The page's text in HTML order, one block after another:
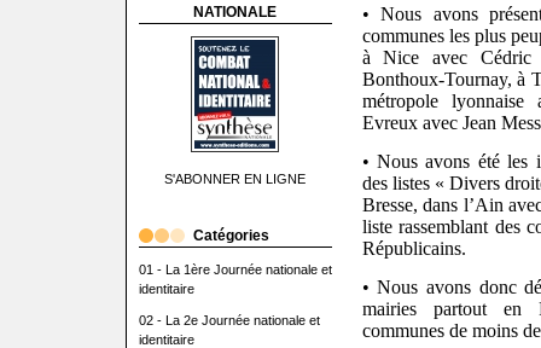
NATIONALE
S'ABONNER EN LIGNE
Catégories
01 - La 1ère Journée nationale et
identitaire
02 - La 2e Journée nationale et
identitaire
•Nous avons
communes les plus
à Nice avec Cédric
Bonthoux-Tournay, à
métropole
Evreux avec Jean
• Nous avons été les
des listes « Divers
Bresse, dans l’Ain
liste rassemblant des
Républicains.
• Nous avons donc
mairies partout en
communes de moins